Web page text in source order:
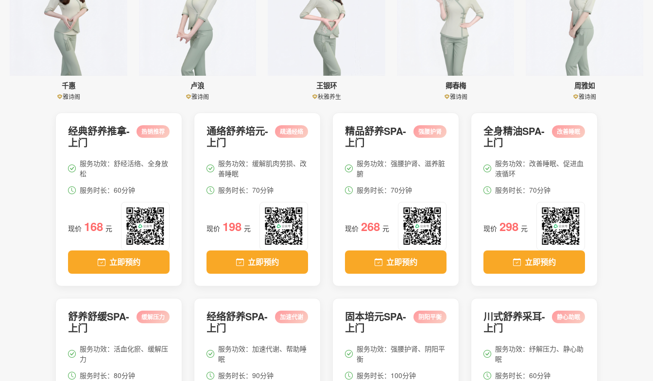
千惠
雅诗阁
卢浪
雅诗阁
王银环
秋雅养生
卿春梅
雅诗阁
周雅如
雅诗阁
经典舒养推拿-
上门
热销推荐
服务功效：舒经活络、全身放
松
服务时长：60分钟
现价 168 元
立即预约
通络舒养培元-
上门
疏通经络
服务功效：缓解肌肉劳损、改
善睡眠
服务时长：70分钟
现价 198 元
立即预约
精品舒养SPA-
上门
强腰护肾
服务功效：强腰护肾、滋养脏
腑
服务时长：70分钟
现价 268 元
立即预约
全身精油SPA-
上门
改善睡眠
服务功效：改善睡眠、促进血
液循环
服务时长：70分钟
现价 298 元
立即预约
舒养舒缓SPA-
上门
缓解压力
服务功效：活血化瘀、缓解压
力
服务时长：80分钟
经络舒养SPA-
上门
加速代谢
服务功效：加速代谢、帮助睡
眠
服务时长：90分钟
固本培元SPA-
上门
阴阳平衡
服务功效：强腰护肾、阴阳平
衡
服务时长：100分钟
川式舒养采耳-
上门
静心助眠
服务功效：纾解压力、静心助
眠
服务时长：60分钟